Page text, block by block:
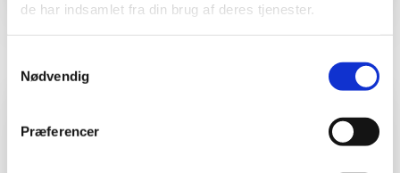
de har indsamlet fra din brug af deres tjenester.
Nødvendig
Præferencer